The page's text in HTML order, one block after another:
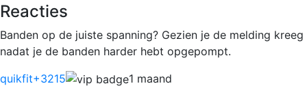
Reacties
Banden op de juiste spanning? Gezien je de melding kreeg
nadat je de banden harder hebt opgepompt.
quikfit+3215
1 maand